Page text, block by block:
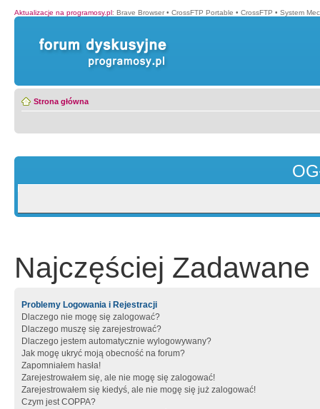
Aktualizacje na programosy.pl: Brave Browser • CrossFTP Portable • CrossFTP • System
Strona główna
Najczęściej Zadawane
Problemy Logowania i Rejestracji
Dlaczego nie mogę się zalogować?
Dlaczego muszę się zarejestrować?
Dlaczego jestem automatycznie wylogowywany?
Jak mogę ukryć moją obecność na forum?
Zapomniałem hasła!
Zarejestrowałem się, ale nie mogę się zalogować!
Zarejestrowałem się kiedyś, ale nie mogę się już zalogować!
Czym jest COPPA?